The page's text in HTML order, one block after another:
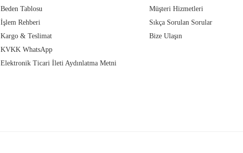
Beden Tablosu
İşlem Rehberi
Kargo & Teslimat
KVKK WhatsApp
Elektronik Ticari İleti Aydınlatma Metni
Müşteri Hizmetleri
Sıkça Sorulan Sorular
Bize Ulaşın